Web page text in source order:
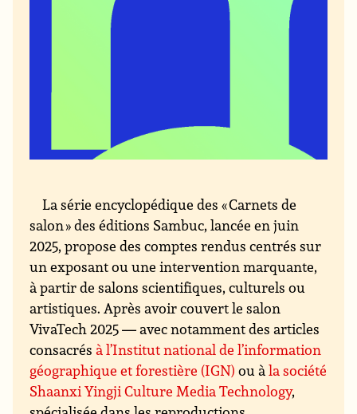
La série encyclopédique des « Carnets de
salon » des éditions Sambuc, lancée en juin
2025, propose des comptes rendus centrés sur
un exposant ou une intervention marquante,
à partir de salons scientifiques, culturels ou
artistiques. Après avoir couvert le salon
VivaTech 2025 — avec notamment des articles
consacrésà l’Institut national de l’information
géographique et forestière (IGN) ou àla société
Shaanxi Yingji Culture Media Technology,